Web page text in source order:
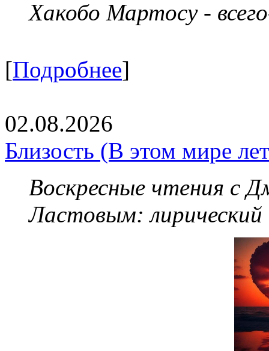
Хакобо Мартосу -
[Подробнее]
02.08.2026
Близость (В этом мире
Воскресные чтения с
Ластовым: